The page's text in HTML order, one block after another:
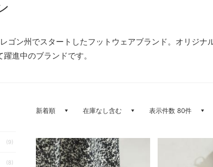
ゴン州でスタートしたフットウェアブランド。オリジ
進中のブランドです。
(9)
(8)
新着順 在庫なし含む 表示件数 80件